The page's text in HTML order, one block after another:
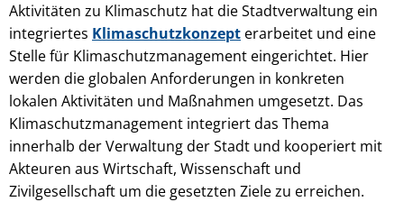
Aktivitäten zu Klimaschutz hat die Stadtverwaltung ein
integriertes Klimaschutzkonzept erarbeitet und eine
Stelle für Klimaschutzmanagement eingerichtet. Hier
werden die globalen Anforderungen in konkreten
lokalen Aktivitäten und Maßnahmen umgesetzt. Das
Klimaschutzmanagement integriert das Thema
innerhalb der Verwaltung der Stadt und kooperiert mit
Akteuren aus Wirtschaft, Wissenschaft und
Zivilgesellschaft um die gesetzten Ziele zu erreichen.